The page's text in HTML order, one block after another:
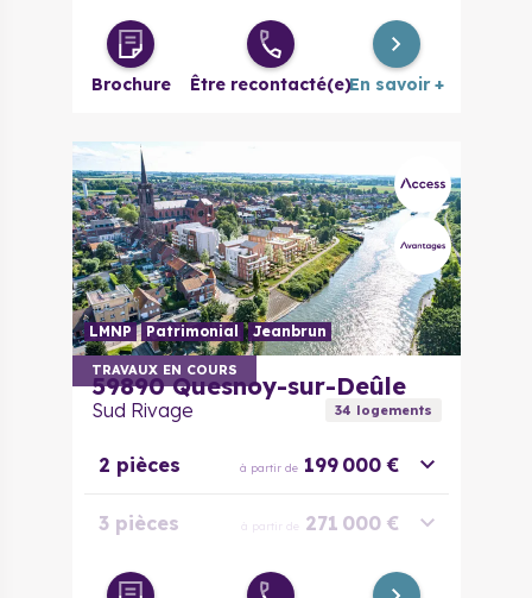
Duplex 3/4
pièces
à partir de 280 800 €
Brochure Être recontacté(e)En savoir +
TRAVAUX EN COURS
LMNP Patrimonial Jeanbrun
59890 Quesnoy-sur-Deûle
Sud Rivage 34 logements
2 pièces à partir de 199 000 €
3 pièces à partir de 271 000 €
4 pièces à partir de 390 000 €